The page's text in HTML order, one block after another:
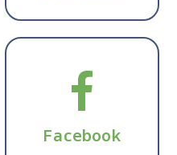
Facebook